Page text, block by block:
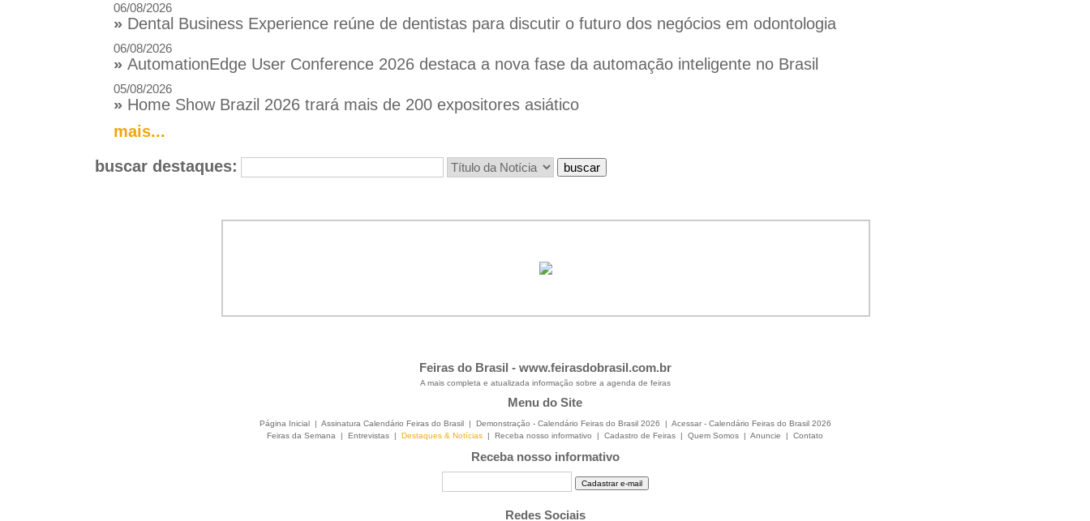
06/08/2026
» Dental Business Experience reúne de dentistas para discutir o futuro dos negócios em odontologia
06/08/2026
» AutomationEdge User Conference 2026 destaca a nova fase da automação inteligente no Brasil
05/08/2026
» Home Show Brazil 2026 trará mais de 200 expositores asiático
mais...
buscar destaques:
Feiras do Brasil - www.feirasdobrasil.com.br
A mais completa e atualizada informação sobre a agenda de feiras
Menu do Site
Página Inicial | Assinatura Calendário Feiras do Brasil | Demonstração - Calendário Feiras do Brasil 2026 | Acessar - Calendário Feiras do Brasil 2026
Feiras da Semana
| Entrevistas | Destaques & Notícias | Receba nosso informativo | Cadastro de Feiras | Quem Somos | Anuncie | Contato
Receba nosso informativo
Redes Sociais